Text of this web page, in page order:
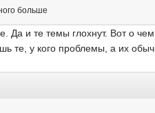
больше
Да и те темы глохнут. Вот о
те, у кого проблемы, а их